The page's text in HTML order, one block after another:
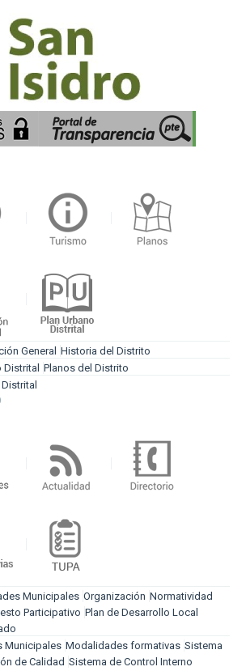
General Historia del Distrito
Distrital Planos del Distrito
Municipales Organización Normatividad
Participativo Plan de Desarrollo Local
Municipales Modalidades formativas Sistema
de Calidad Sistema de Control Interno